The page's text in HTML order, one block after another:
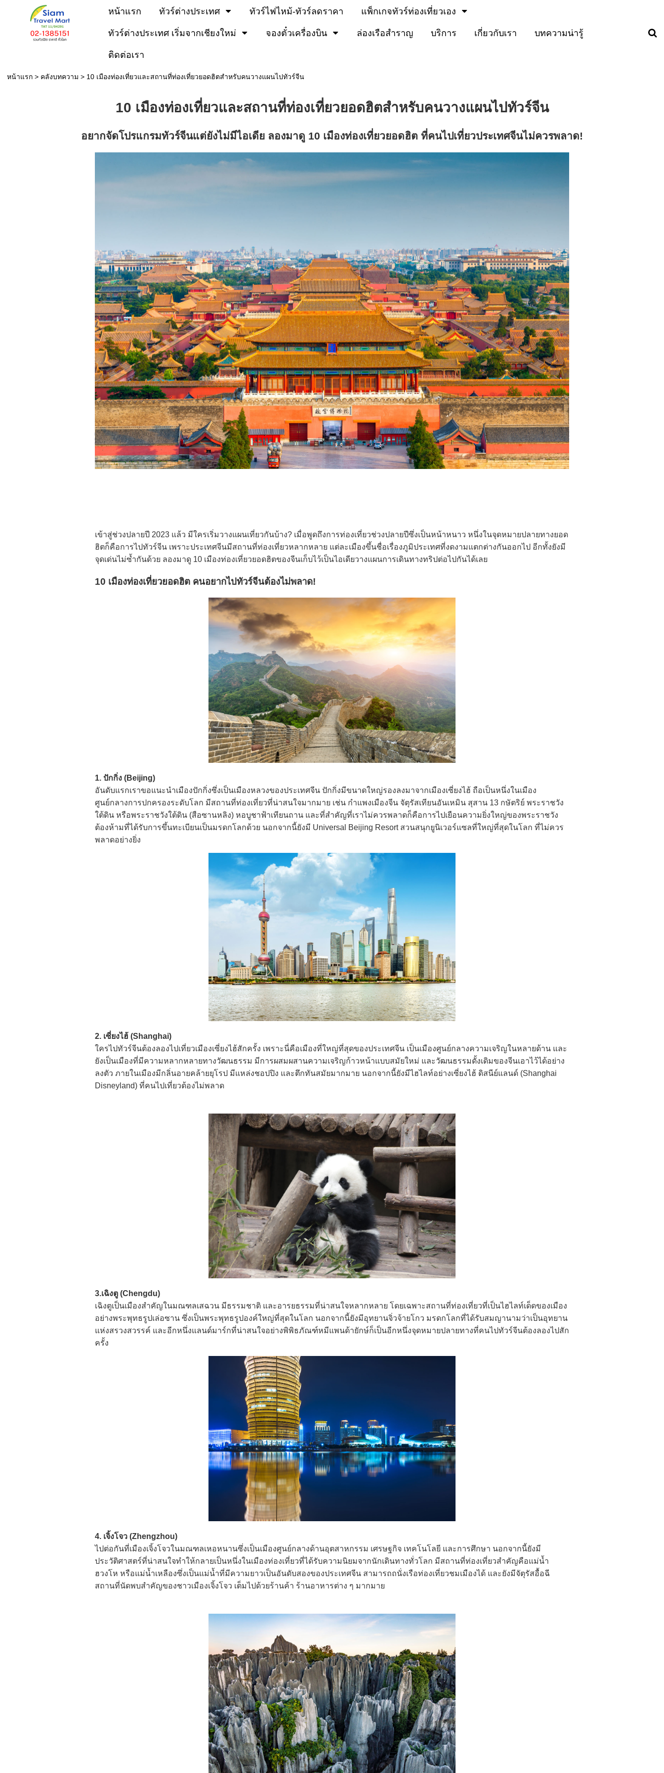
หน้าแรก ทัวร์ต่างประเทศ ทัวร์ไฟไหม้-ทัวร์ลดราคา แพ็กเกจทัวร์ท่องเที่ยวเอง
ทัวร์ต่างประเทศ เริ่มจากเชียงใหม่ จองตั๋วเครื่องบิน ล่องเรือสำราญ บริการ เกี่ยวกับเรา บทความน่ารู้
ติดต่อเรา
หน้าแรก> คลังบทความ > 10 เมืองท่องเที่ยวและสถานที่ท่องเที่ยวยอดฮิตสำหรับคนวางแผนไปทัวร์จีน
10 เมืองท่องเที่ยวและสถานที่ท่องเที่ยวยอดฮิตสำหรับคนวางแผนไปทัวร์จีน
อยากจัดโปรแกรมทัวร์จีนแต่ยังไม่มีไอเดีย ลองมาดู 10 เมืองท่องเที่ยวยอดฮิต ที่คนไปเที่ยวประเทศจีนไม่ควรพลาด!
เข้าสู่ช่วงปลายปี 2023 แล้ว มีใครเริ่มวางแผนเที่ยวกันบ้าง? เมื่อพูดถึงการท่องเที่ยวช่วงปลายปีซึ่งเป็นหน้าหนาว หนึ่งในจุดหมายปลายทางยอด
ฮิตก็คือการไปทัวร์จีน เพราะประเทศจีนมีสถานที่ท่องเที่ยวหลากหลาย แต่ละเมืองขึ้นชื่อเรื่องภูมิประเทศที่งดงามแตกต่างกันออกไป อีกทั้งยังมี
จุดเด่นไม่ซ้ำกันด้วย ลองมาดู 10 เมืองท่องเที่ยวยอดฮิตของจีนเก็บไว้เป็นไอเดียวางแผนการเดินทางทริปต่อไปกันได้เลย
10 เมืองท่องเที่ยวยอดฮิต คนอยากไปทัวร์จีนต้องไม่พลาด!
1. ปักกิ่ง (Beijing)
อันดับแรกเราขอแนะนำเมืองปักกิ่งซึ่งเป็นเมืองหลวงของประเทศจีน ปักกิ่งมีขนาดใหญ่รองลงมาจากเมืองเซี่ยงไฮ้ ถือเป็นหนึ่งในเมือง
ศูนย์กลางการปกครองระดับโลก มีสถานที่ท่องเที่ยวที่น่าสนใจมากมาย เช่น กำแพงเมืองจีน จัตุรัสเทียนอันเหมิน สุสาน 13 กษัตริย์ พระราชวัง
ใต้ดิน หรือพระราชวังใต้ดิน (สือซานหลิง) หอบูชาฟ้าเทียนถาน และที่สำคัญที่เราไม่ควรพลาดก็คือการไปเยือนความยิ่งใหญ่ของพระราชวัง
ต้องห้ามที่ได้รับการขึ้นทะเบียนเป็นมรดกโลกด้วย นอกจากนี้ยังมี Universal Beijing Resort สวนสนุกยูนิเวอร์แซลที่ใหญ่ที่สุดในโลก ที่ไม่ควร
พลาดอย่างยิ่ง
2. เซี่ยงไฮ้ (Shanghai)
ใครไปทัวร์จีนต้องลองไปเที่ยวเมืองเซี่ยงไฮ้สักครั้ง เพราะนี่คือเมืองที่ใหญ่ที่สุดของประเทศจีน เป็นเมืองศูนย์กลางความเจริญในหลายด้าน และ
ยังเป็นเมืองที่มีความหลากหลายทางวัฒนธรรม มีการผสมผสานความเจริญก้าวหน้าแบบสมัยใหม่ และวัฒนธรรมดั้งเดิมของจีนเอาไว้ได้อย่าง
ลงตัว ภายในเมืองมีกลิ่นอายคล้ายยุโรป มีแหล่งชอปปิง และตึกทันสมัยมากมาย นอกจากนี้ยังมีไฮไลท์อย่างเซี่ยงไฮ้ ดิสนีย์แลนด์ (Shanghai
Disneyland) ที่คนไปเที่ยวต้องไม่พลาด
3.เฉิงตู (Chengdu)
เฉิงตูเป็นเมืองสำคัญในมณฑลเสฉวน มีธรรมชาติ และอารยธรรมที่น่าสนใจหลากหลาย โดยเฉพาะสถานที่ท่องเที่ยวที่เป็นไฮไลท์เด็ดของเมือง
อย่างพระพุทธรูปเล่อซาน ซึ่งเป็นพระพุทธรูปองค์ใหญ่ที่สุดในโลก นอกจากนี้ยังมีอุทยานจิ่วจ้ายโกว มรดกโลกที่ได้รับสมญานามว่าเป็นอุทยาน
แห่งสรวงสวรรค์ และอีกหนึ่งแลนด์มาร์กที่น่าสนใจอย่างพิพิธภัณฑ์หมีแพนด้ายักษ์ก็เป็นอีกหนึ่งจุดหมายปลายทางที่คนไปทัวร์จีนต้องลองไปสัก
ครั้ง
4. เจิ้งโจว (Zhengzhou)
ไปต่อกันที่เมืองเจิ้งโจวในมณฑลเหอหนานซึ่งเป็นเมืองศูนย์กลางด้านอุตสาหกรรม เศรษฐกิจ เทคโนโลยี และการศึกษา นอกจากนี้ยังมี
ประวัติศาสตร์ที่น่าสนใจทำให้กลายเป็นหนึ่งในเมืองท่องเที่ยวที่ได้รับความนิยมจากนักเดินทางทั่วโลก มีสถานที่ท่องเที่ยวสำคัญคือแม่น้ำ
ฮวงโห หรือแม่น้ำเหลืองซึ่งเป็นแม่น้ำที่มีความยาวเป็นอันดับสองของประเทศจีน สามารถถนั่งเรือท่องเที่ยวชมเมืองได้ และยังมีจัตุรัสอื้อฉี
สถานที่นัดพบสำคัญของชาวเมืองเจิ้งโจว เต็มไปด้วยร้านค้า ร้านอาหารต่าง ๆ มากมาย